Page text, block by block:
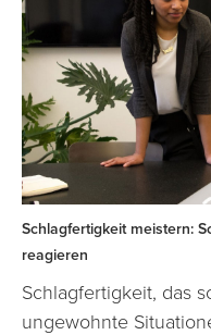
Schlagfertigkeit meistern:
reagieren
Schlagfertigkeit, das
ungewohnte